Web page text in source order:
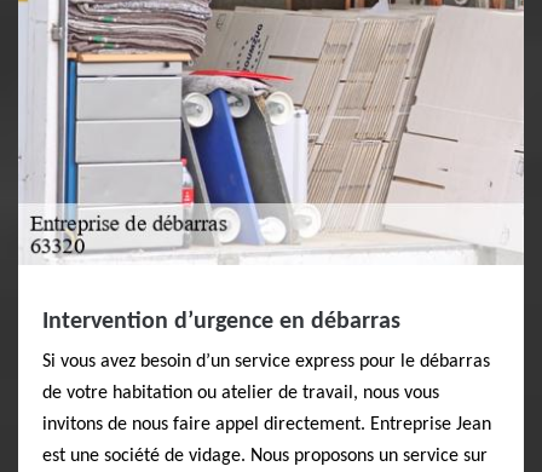
Intervention d’urgence en débarras
Si vous avez besoin d’un service express pour le débarras
de votre habitation ou atelier de travail, nous vous
invitons de nous faire appel directement. Entreprise Jean
est une société de vidage. Nous proposons un service sur